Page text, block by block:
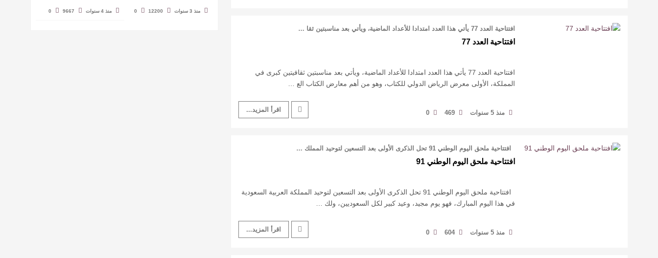
منذ 3 سنوات 12200
0 منذ 4 سنوات 9667
0
افتتاحية العدد 77 يأتي هذا العدد امتدادا للأعداد الماضية، ويأتي بعد مناسبتين ثقا …
افتتاحية العدد 77
افتتاحية العدد 77 يأتي هذا العدد امتدادا للأعداد الماضية، ويأتي بعد مناسبتين ثقافيتين كبرى في
المملكة، الأولى معرض الرياض الدولي للكتاب، وهو من أهم معارض الكتاب الع …
منذ 5 سنوات 469
0 اقرأ المزيد...
افتتاحية ملحق اليوم الوطني 91 تحل الذكرى الأولى بعد التسعين لتوحيد المملك …
افتتاحية ملحق اليوم الوطني 91
افتتاحية ملحق اليوم الوطني 91 تحل الذكرى الأولى بعد التسعين لتوحيد المملكة العربية السعودية
في هذا اليوم المبارك، فهو يوم مجيد، وعيد كبير لكل السعوديين، ولك …
منذ 5 سنوات 604
0 اقرأ المزيد...